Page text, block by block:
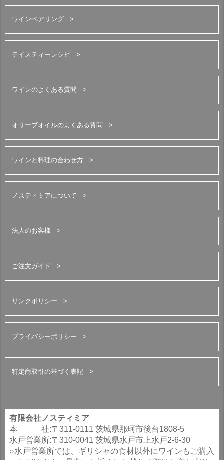
ワインペアリング
テイスティーレシピ
ワインのよくある質問
オリーブオイルのよくある質問
ワインと料理の合わせ方
ノスティミアについて
法人のお客様
ご注文ガイド
リンクポリシー
プライバシーポリシー
特定商取引の基づく表記
有限会社ノスティミア
本 社:〒311-0111 茨城県那珂市後台1808-5
水戸営業所:〒310-0041 茨城県水戸市上水戸2-6-30
○水戸営業所では、ギリシャの食材以外にワインもご購入